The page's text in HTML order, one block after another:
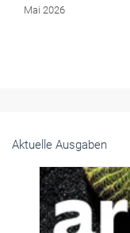
Mai 2026
Aktuelle Ausgaben